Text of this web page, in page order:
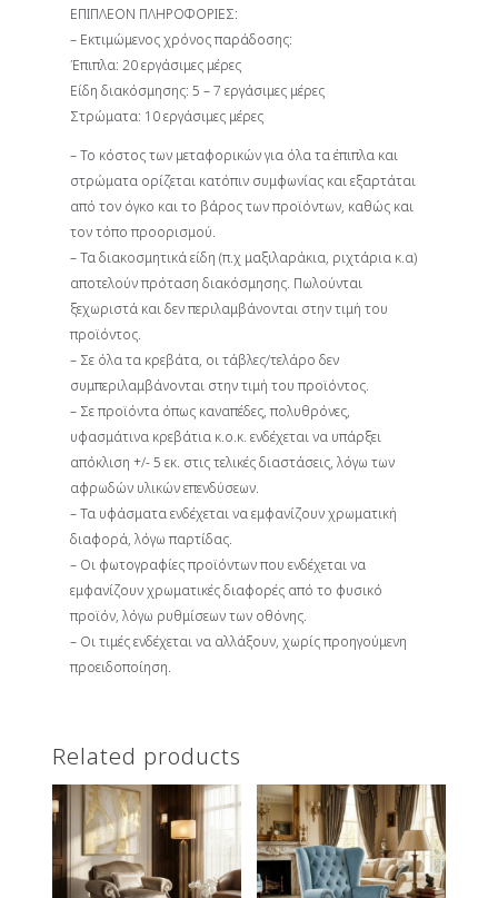
ΕΠΙΠΛΕΟΝ ΠΛΗΡΟΦΟΡΙΕΣ:
– Εκτιμώμενος χρόνος παράδοσης:
Έπιπλα: 20 εργάσιμες μέρες
Είδη διακόσμησης: 5 – 7 εργάσιμες μέρες
Στρώματα: 10 εργάσιμες μέρες
– Το κόστος των μεταφορικών για όλα τα έπιπλα και
στρώματα ορίζεται κατόπιν συμφωνίας και εξαρτάται
από τον όγκο και το βάρος των προϊόντων, καθώς και
τον τόπο προορισμού.
– Τα διακοσμητικά είδη (π.χ μαξιλαράκια, ριχτάρια κ.α)
αποτελούν πρόταση διακόσμησης. Πωλούνται
ξεχωριστά και δεν περιλαμβάνονται στην τιμή του
προϊόντος.
– Σε όλα τα κρεβάτα, οι τάβλες/τελάρο δεν
συμπεριλαμβάνονται στην τιμή του προϊόντος.
– Σε προϊόντα όπως καναπέδες, πολυθρόνες,
υφασμάτινα κρεβάτια κ.ο.κ. ενδέχεται να υπάρξει
απόκλιση +/- 5 εκ. στις τελικές διαστάσεις, λόγω των
αφρωδών υλικών επενδύσεων.
– Τα υφάσματα ενδέχεται να εμφανίζουν χρωματική
διαφορά, λόγω παρτίδας.
– Οι φωτογραφίες προϊόντων που ενδέχεται να
εμφανίζουν χρωματικές διαφορές από το φυσικό
προϊόν, λόγω ρυθμίσεων των οθόνης.
– Οι τιμές ενδέχεται να αλλάξουν, χωρίς προηγούμενη
προειδοποίηση.
Related products